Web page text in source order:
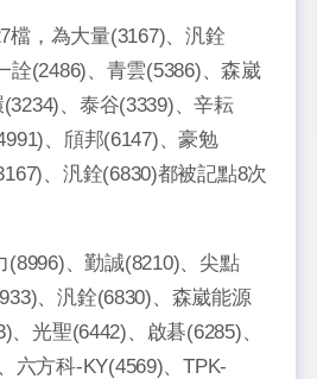
，為大量(3167)、汎銓
詮(2486)、青雲(5386)、森崴
、泰谷(3339)、辛耘
、頎邦(6147)、豪勉
、汎銓(6830)都被記點8次
、勤誠(8210)、尖點
、汎銓(6830)、森崴能源
光聖(6442)、啟碁(6285)、
六方科-KY(4569)、TPK-